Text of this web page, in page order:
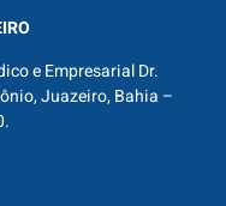
e Empresarial Dr.
Juazeiro, Bahia –